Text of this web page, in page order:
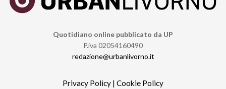
Quotidiano online pubblicato da UP
P.iva 02054160490
redazione@urbanlivorno.it
Privacy Policy | Cookie Policy